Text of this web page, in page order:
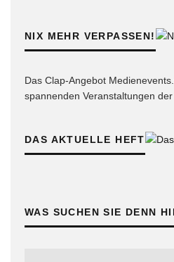
NIX MEHR VERPASSEN!
Das Clap-Angebot
spannenden Veranstaltungen
DAS AKTUELLE HEFT
WAS SUCHEN SIE DENN